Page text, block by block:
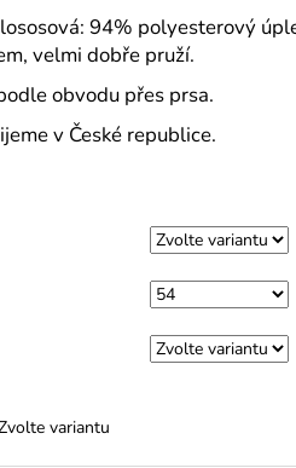
94% polyesterový
velmi dobře pruží.
obvodu přes prsa.
v České republice.
variantu